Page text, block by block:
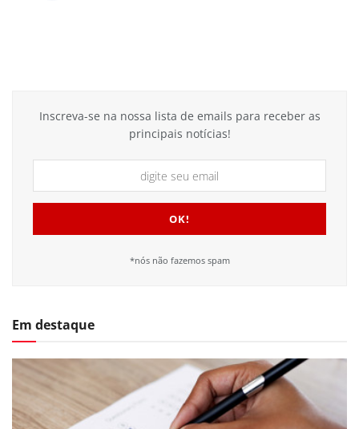
Inscreva-se na nossa lista de emails para receber as
principais notícias!
*nós não fazemos spam
Em destaque